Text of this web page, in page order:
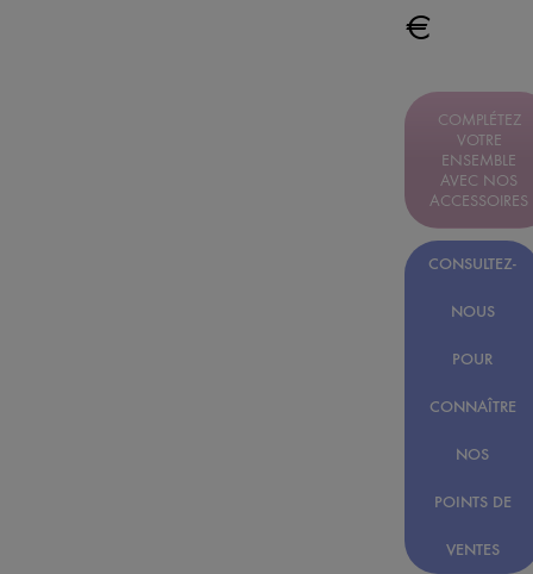
€
COMPLÉTEZ
VOTRE
ENSEMBLE
AVEC NOS
ACCESSOIRES
CONSULTEZ-
NOUS
POUR
CONNAÎTRE
NOS
POINTS DE
VENTES